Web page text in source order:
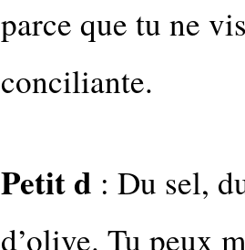
parce que tu ne
conciliante.
Petit d : Du sel,
d’olive. Tu peux